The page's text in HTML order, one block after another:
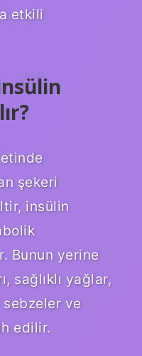
etkili
şekeri
insülin
Bunun yerine
sağlıklı yağlar,
ve
edilir.